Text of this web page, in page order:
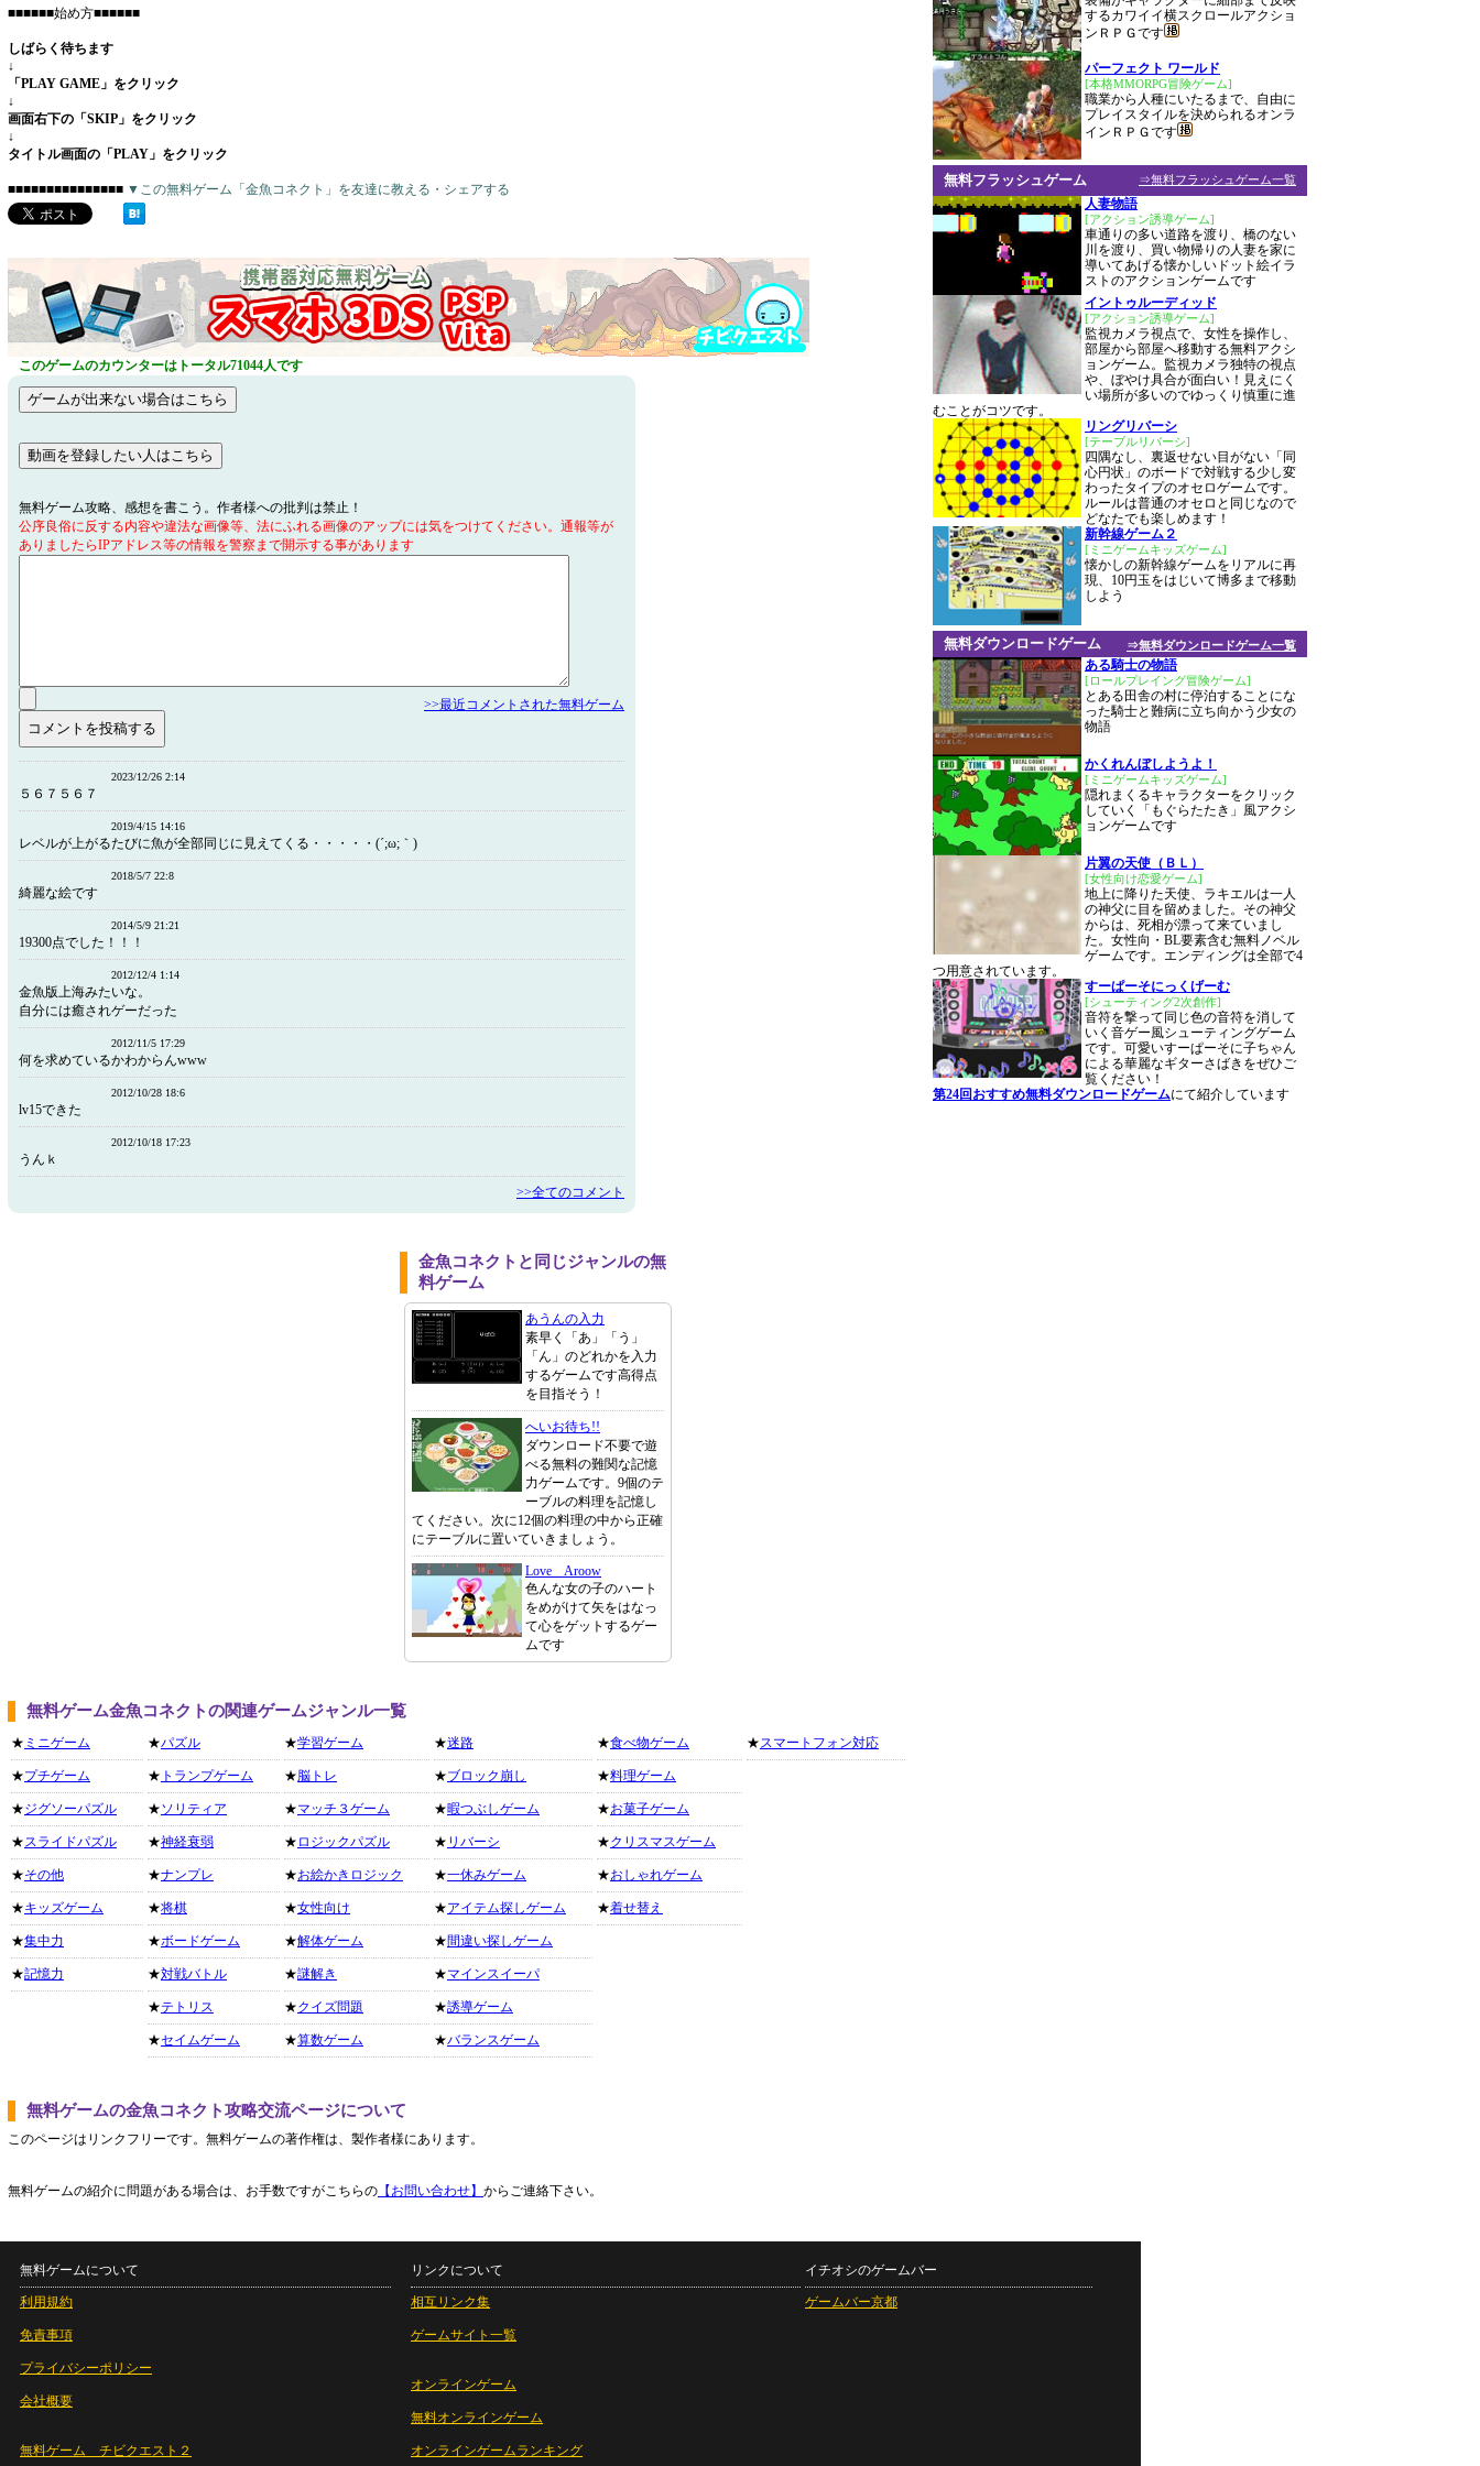
■■■■■■始め方■■■■■■
しばらく待ちます
↓
「PLAY GAME」をクリック
↓
画面右下の「SKIP」をクリック
↓
タイトル画面の「PLAY」をクリック
■■■■■■■■■■■■■■■ ▼この無料ゲーム「金魚コネクト」を友達に教える・シェアする
このゲームのカウンターはトータル71044人です
無料ゲーム攻略、感想を書こう。作者様への批判は禁止！
公序良俗に反する内容や違法な画像等、法にふれる画像のアップには気をつけてください。通報等が
ありましたらIPアドレス等の情報を警察まで開示する事があります
>>最近コメントされた無料ゲーム
2023/12/26 2:14
５６７５６７
2019/4/15 14:16
レベルが上がるたびに魚が全部同じに見えてくる・・・・・(´;ω;｀)
2018/5/7 22:8
綺麗な絵です
2014/5/9 21:21
19300点でした！！！
2012/12/4 1:14
金魚版上海みたいな。
自分には癒されゲーだった
2012/11/5 17:29
何を求めているかわからんwww
2012/10/28 18:6
lv15できた
2012/10/18 17:23
うんｋ
>>全てのコメント
金魚コネクトと同じジャンルの無
料ゲーム
あうんの入力
素早く「あ」「う」
「ん」のどれかを入力
するゲームです高得点
を目指そう！
へいお待ち!!
ダウンロード不要で遊
べる無料の難関な記憶
力ゲームです。9個のテ
ーブルの料理を記憶し
てください。次に12個の料理の中から正確
にテーブルに置いていきましょう。
Love Aroow
色んな女の子のハート
をめがけて矢をはなっ
て心をゲットするゲー
ムです
無料ゲーム金魚コネクトの関連ゲームジャンル一覧
★ ミニゲーム
★プチゲーム
★ジグソーパズル
★スライドパズル
★その他
★キッズゲーム
★集中力
★記憶力
★パズル
★ トランプゲーム
★ソリティア
★神経衰弱
★ナンプレ
★将棋
★ボードゲーム
★対戦バトル
★テトリス
★セイムゲーム
★学習ゲーム
★脳トレ
★マッチ３ゲーム
★ ロジックパズル
★お絵かきロジック
★女性向け
★解体ゲーム
★謎解き
★クイズ問題
★算数ゲーム
★迷路
★ブロック崩し
★暇つぶしゲーム
★ リバーシ
★一休みゲーム
★アイテム探しゲーム
★間違い探しゲーム
★マインスイーパ
★誘導ゲーム
★バランスゲーム
★食べ物ゲーム
★料理ゲーム
★お菓子ゲーム
★クリスマスゲーム
★おしゃれゲーム
★着せ替え
★スマートフォン対応
無料ゲームの金魚コネクト攻略交流ページについて
このページはリンクフリーです。無料ゲームの著作権は、製作者様にあります。
無料ゲームの紹介に問題がある場合は、お手数ですがこちらの 【お問い合わせ】 からご連絡下さい。
するカワイイ横スクロールアクショ
ンＲＰＧです
パーフェクト ワールド
[本格MMORPG冒険ゲーム]
職業から人種にいたるまで、自由に
プレイスタイルを決められるオンラ
インＲＰＧです
⇒無料フラッシュゲーム一覧
無料フラッシュゲーム
人妻物語
[アクション誘導ゲーム]
車通りの多い道路を渡り、橋のない
川を渡り、買い物帰りの人妻を家に
導いてあげる懐かしいドット絵イラ
ストのアクションゲームです
イントゥルーディッド
[アクション誘導ゲーム]
監視カメラ視点で、女性を操作し、
部屋から部屋へ移動する無料アクシ
ョンゲーム。監視カメラ独特の視点
や、ぼやけ具合が面白い！見えにく
い場所が多いのでゆっくり慎重に進
むことがコツです。
リングリバーシ
[テーブルリバーシ]
四隅なし、裏返せない目がない「同
心円状」のボードで対戦する少し変
わったタイプのオセロゲームです。
ルールは普通のオセロと同じなので
どなたでも楽しめます！
新幹線ゲーム２
[ミニゲームキッズゲーム]
懐かしの新幹線ゲームをリアルに再
現、10円玉をはじいて博多まで移動
しよう
⇒無料ダウンロードゲーム一覧
無料ダウンロードゲーム
ある騎士の物語
[ロールプレイング冒険ゲーム]
とある田舎の村に停泊することにな
った騎士と難病に立ち向かう少女の
物語
かくれんぼしようよ！
[ミニゲームキッズゲーム]
隠れまくるキャラクターをクリック
していく「もぐらたたき」風アクシ
ョンゲームです
片翼の天使（ＢＬ）
[女性向け恋愛ゲーム]
地上に降りた天使、ラキエルは一人
の神父に目を留めました。その神父
からは、死相が漂って来ていまし
た。女性向・BL要素含む無料ノベル
ゲームです。エンディングは全部で4
つ用意されています。
すーぱーそにっくげーむ
[シューティング2次創作]
音符を撃って同じ色の音符を消して
いく音ゲー風シューティングゲーム
です。可愛いすーぱーそに子ちゃん
による華麗なギターさばきをぜひご
覧ください！
第24回おすすめ無料ダウンロードゲームにて紹介しています
無料ゲームについて
利用規約
免責事項
プライバシーポリシー
会社概要
無料ゲーム チビクエスト２
リンクについて
相互リンク集
ゲームサイト一覧
オンラインゲーム
無料オンラインゲーム
オンラインゲームランキング
イチオシのゲームバー
ゲームバー京都